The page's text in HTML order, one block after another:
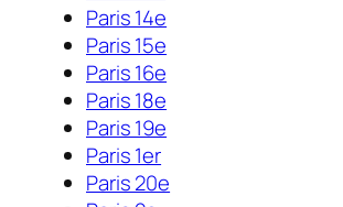
Paris 14e
Paris 15e
Paris 16e
Paris 18e
Paris 19e
Paris 1er
Paris 20e